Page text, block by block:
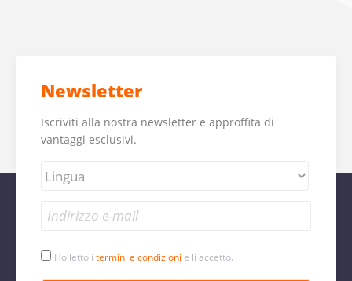
Newsletter
Iscriviti alla nostra newsletter e approffita di
vantaggi esclusivi.
Ho letto i termini e condizioni e li accetto.